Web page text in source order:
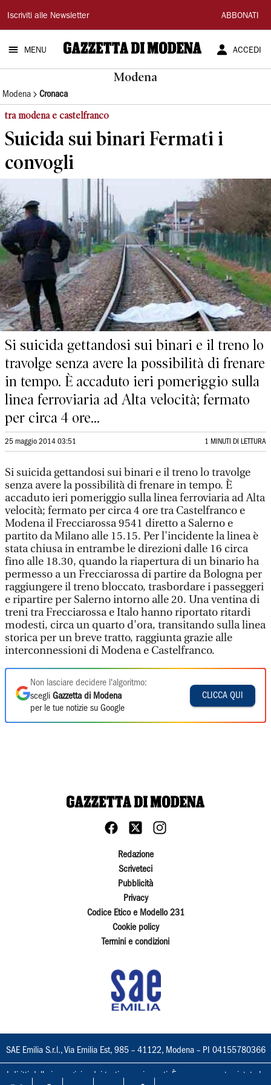
Gazzetta
di
Modena
Iscriviti alle Newsletter ABBONATI
MENU ACCEDI
Modena
Modena Cronaca
tra modena e castelfranco
Suicida sui binari Fermati i
convogli
Si suicida gettandosi sui binari e il treno lo
travolge senza avere la possibilità di frenare
in tempo. È accaduto ieri pomeriggio sulla
linea ferroviaria ad Alta velocità; fermato
per circa 4 ore...
25 maggio 2014 03:51 1 MINUTI DI LETTURA
Si suicida gettandosi sui binari e il treno lo travolge
senza avere la possibilità di frenare in tempo. È
accaduto ieri pomeriggio sulla linea ferroviaria ad Alta
velocità; fermato per circa 4 ore tra Castelfranco e
Modena il Frecciarossa 9541 diretto a Salerno e
partito da Milano alle 15.15. Per l'incidente la linea è
stata chiusa in entrambe le direzioni dalle 16 circa
fino alle 18.30, quando la riapertura di un binario ha
permesso a un Frecciarossa di partire da Bologna per
raggiungere il treno bloccato, trasbordare i passeggeri
e ripartire per Salerno intorno alle 20. Una ventina di
treni tra Frecciarossa e Italo hanno riportato ritardi
modesti, circa un quarto d'ora, transitando sulla linea
storica per un breve tratto, raggiunta grazie alle
interconnessioni di Modena e Castelfranco.
Non lasciare decidere l'algoritmo:
scegli Gazzetta di Modena
per le tue notizie su Google
CLICCA QUI
Redazione
Scriveteci
Pubblicità
Privacy
Codice Etico e Modello 231
Cookie policy
Termini e condizioni
SAE Emilia S.r.l., Via Emilia Est, 985 – 41122, Modena – PI 04155780366
I diritti delle immagini e dei testi sono riservati. È espressamente vietata la